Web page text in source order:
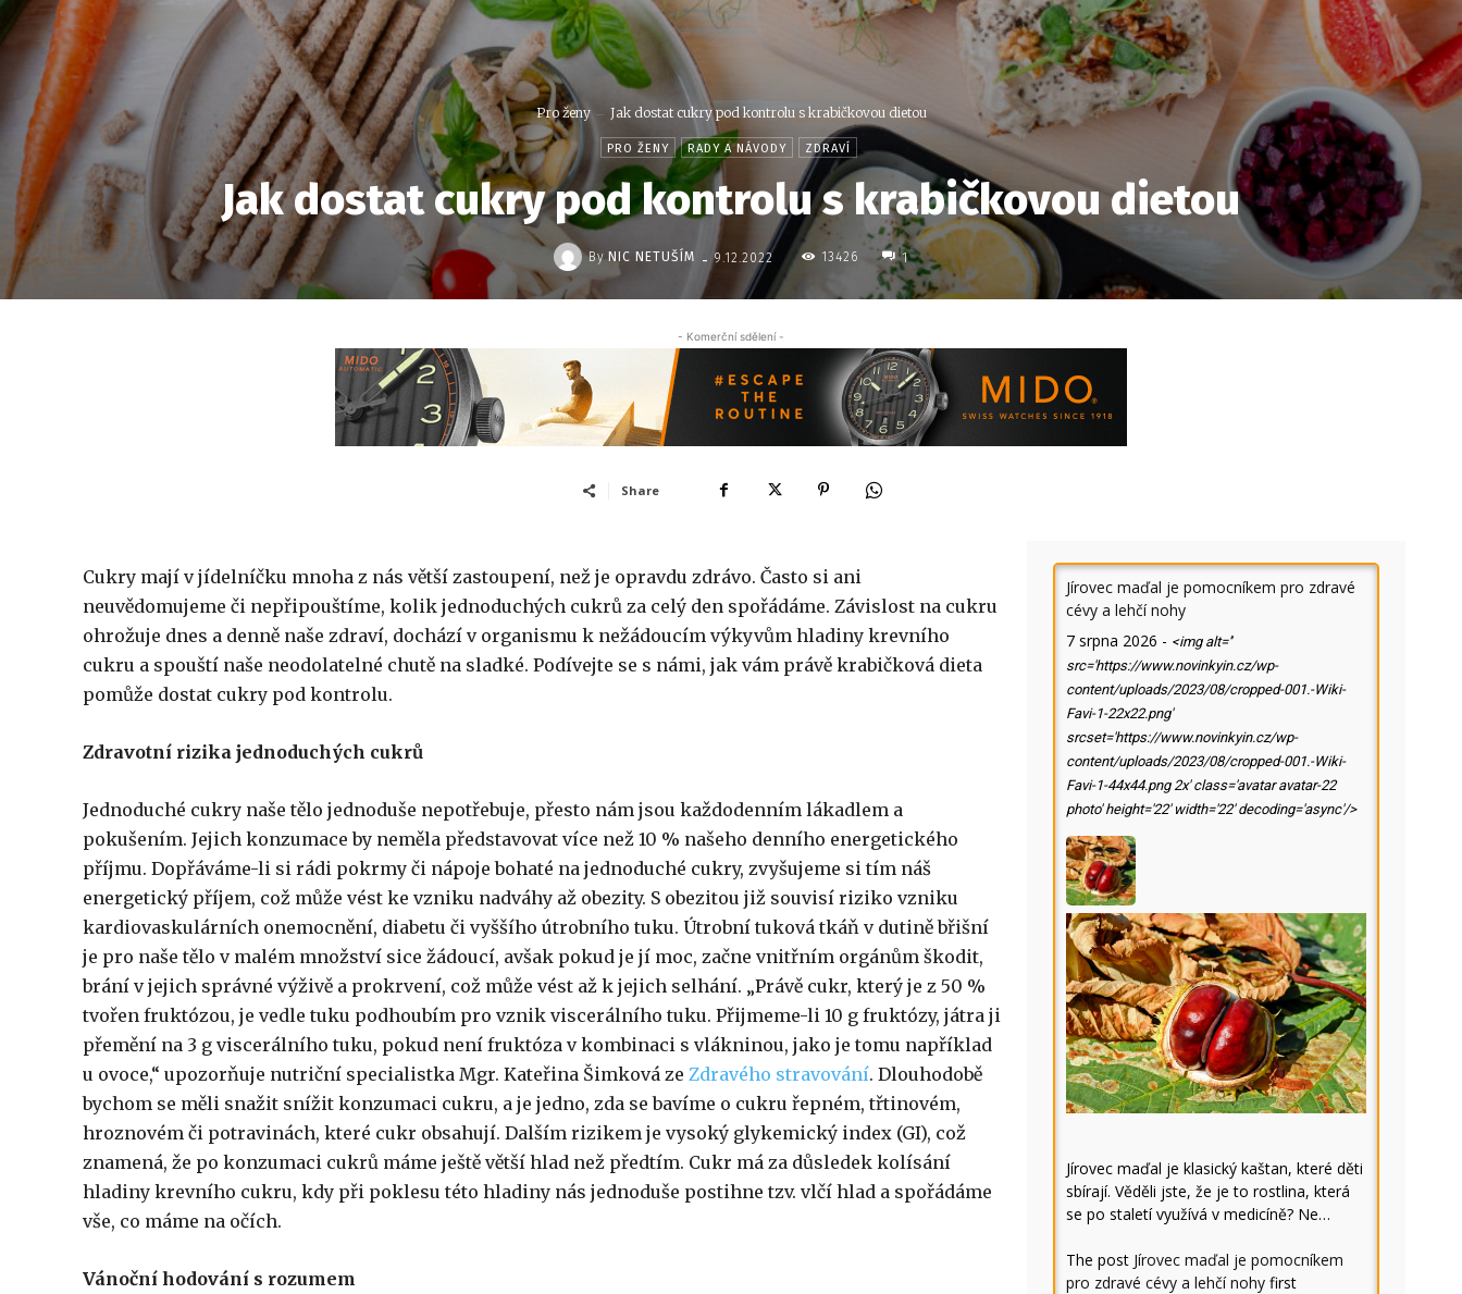
Pro ženy Jak dostat cukry pod kontrolu s krabičkovou dietou
PRO ŽENY RADY A NÁVODY ZDRAVÍ
Jak dostat cukry pod kontrolu s krabičkovou dietou
By NIC NETUŠÍM - 9.12.2022 13426 1
- Komerční sdělení -
Share
Cukry mají v jídelníčku mnoha z nás větší zastoupení, než je opravdu zdrávo. Často si ani
neuvědomujeme či nepřipouštíme, kolik jednoduchých cukrů za celý den spořádáme. Závislost na cukru
ohrožuje dnes a denně naše zdraví, dochází v organismu k nežádoucím výkyvům hladiny krevního
cukru a spouští naše neodolatelné chutě na sladké. Podívejte se s námi, jak vám právě krabičková dieta
pomůže dostat cukry pod kontrolu.
Zdravotní rizika jednoduchých cukrů
Jednoduché cukry naše tělo jednoduše nepotřebuje, přesto nám jsou každodenním lákadlem a
pokušením. Jejich konzumace by neměla představovat více než 10 % našeho denního energetického
příjmu. Dopřáváme-li si rádi pokrmy či nápoje bohaté na jednoduché cukry, zvyšujeme si tím náš
energetický příjem, což může vést ke vzniku nadváhy až obezity. S obezitou již souvisí riziko vzniku
kardiovaskulárních onemocnění, diabetu či vyššího útrobního tuku. Útrobní tuková tkáň v dutině břišní
je pro naše tělo v malém množství sice žádoucí, avšak pokud je jí moc, začne vnitřním orgánům škodit,
brání v jejich správné výživě a prokrvení, což může vést až k jejich selhání. „Právě cukr, který je z 50 %
tvořen fruktózou, je vedle tuku podhoubím pro vznik viscerálního tuku. Přijmeme-li 10 g fruktózy, játra ji
přemění na 3 g viscerálního tuku, pokud není fruktóza v kombinaci s vlákninou, jako je tomu například
u ovoce,“ upozorňuje nutriční specialistka Mgr. Kateřina Šimková ze Zdravého stravování. Dlouhodobě
bychom se měli snažit snížit konzumaci cukru, a je jedno, zda se bavíme o cukru řepném, třtinovém,
hroznovém či potravinách, které cukr obsahují. Dalším rizikem je vysoký glykemický index (GI), což
znamená, že po konzumaci cukrů máme ještě větší hlad než předtím. Cukr má za důsledek kolísání
hladiny krevního cukru, kdy při poklesu této hladiny nás jednoduše postihne tzv. vlčí hlad a spořádáme
vše, co máme na očích.
Vánoční hodování s rozumem
Jírovec maďal je pomocníkem pro zdravé
cévy a lehčí nohy
7 srpna 2026 - <img alt=''
src='https://www.novinkyin.cz/wp-
content/uploads/2023/08/cropped-001.-Wiki-
Favi-1-22x22.png'
srcset='https://www.novinkyin.cz/wp-
content/uploads/2023/08/cropped-001.-Wiki-
Favi-1-44x44.png 2x' class='avatar avatar-22
photo' height='22' width='22' decoding='async'/>
Jírovec maďal je klasický kaštan, které děti
sbírají. Věděli jste, že je to rostlina, která
se po staletí využívá v medicíně? Ne…
The post Jírovec maďal je pomocníkem
pro zdravé cévy a lehčí nohy first